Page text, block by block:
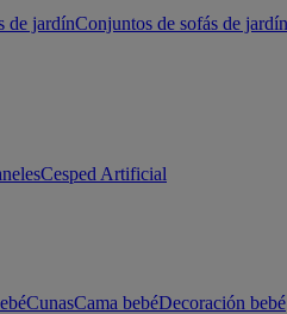
de jardínConjuntos de sofás de jardín
Cesped Artificial
CunasCama bebéDecoración bebé